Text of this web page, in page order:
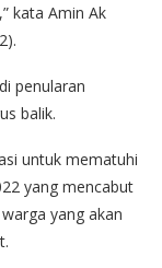
kata Amin Ak
penularan
balik.
untuk mematuhi
yang mencabut
yang akan